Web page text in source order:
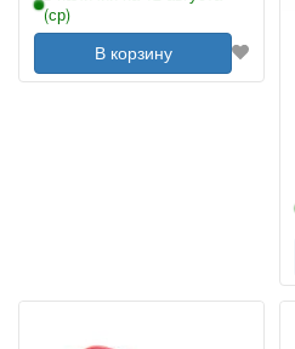
(ср)
В корзину